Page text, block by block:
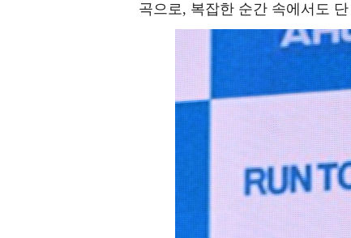
곡으로, 복잡한 순간 속에서도